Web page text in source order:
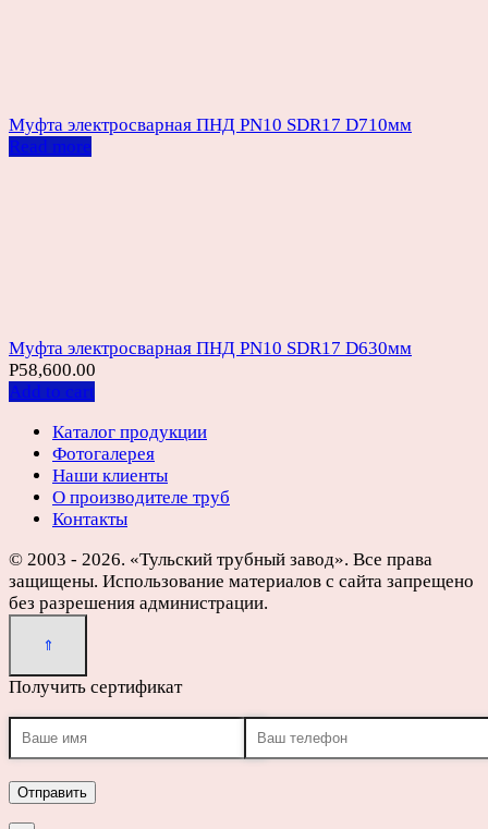
Муфта электросварная ПНД PN10 SDR17 D710мм
Read more
Муфта электросварная ПНД PN10 SDR17 D630мм
Р58,600.00
Add to cart
Каталог продукции
Фотогалерея
Наши клиенты
О производителе труб
Контакты
© 2003 - 2026. «Тульский трубный завод». Все права
защищены. Использование материалов с сайта запрещено
без разрешения администрации.
Получить сертификат